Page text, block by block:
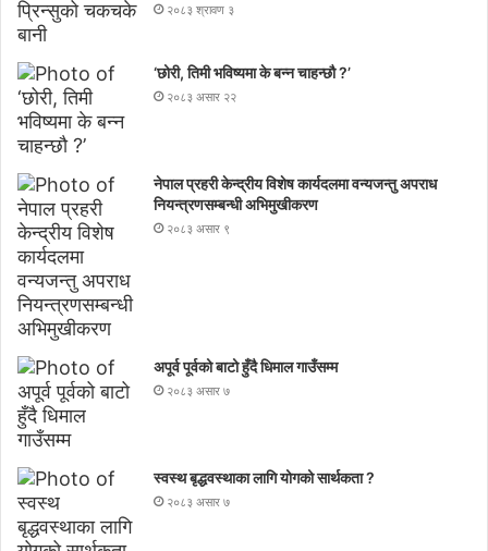
२०८३ श्रावण ३
‘छोरी, तिमी भविष्यमा के बन्न चाहन्छौ ?’
२०८३ असार २२
नेपाल प्रहरी केन्द्रीय विशेष कार्यदलमा वन्यजन्तु अपराध
नियन्त्रणसम्बन्धी अभिमुखीकरण
२०८३ असार ९
अपूर्व पूर्वको बाटो हुँदै धिमाल गाउँसम्म
२०८३ असार ७
स्वस्थ बृद्धवस्थाका लागि योगको सार्थकता ?
२०८३ असार ७